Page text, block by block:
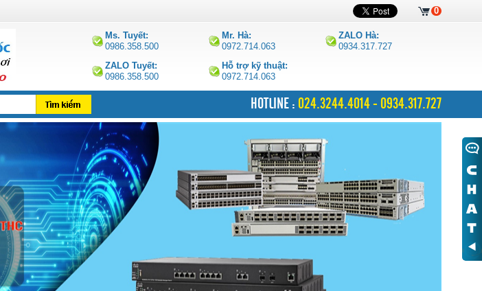
Ms. Tuyết:
0986.358.500
Mr. Hà:
0972.714.063
ZALO Hà:
0934.317.727
ZALO Tuyết:
0986.358.500
Hỗ trợ kỹ thuật:
0972.714.063
HOTLINE : 024.3244.4014 - 0934.317.727
0